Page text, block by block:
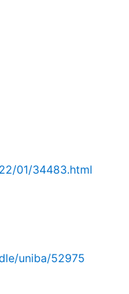
01/34483.html
uniba/52975